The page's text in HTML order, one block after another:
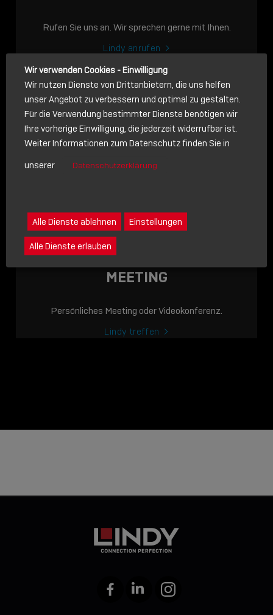
LINDY ACADEMY
JETZT ONLINE
VERFÜGBAR: DIE
LINDY ACADEMY –
WISSEN, DAS
Rufen Sie uns an. Wir sprechen gerne mit Ihnen.
Lindy anrufen
NACHRICHT
Schreiben Sie lieber? Dann schicken Sie uns gerne eine
MEETING
Persönliches Meeting oder Videokonferenz.
Lindy treffen
FacebookLinkedIn Instagram
Wir verwenden Cookies - Einwilligung
Wir nutzen Dienste von Drittanbietern, die uns helfen
unser Angebot zu verbessern und optimal zu gestalten.
Für die Verwendung bestimmter Dienste benötigen wir
Ihre vorherige Einwilligung, die jederzeit widerrufbar ist.
Weiter Informationen zum Datenschutz finden Sie in
unserer
Datenschutzerklärung
Alle Dienste ablehnen Einstellungen
Alle Dienste erlauben